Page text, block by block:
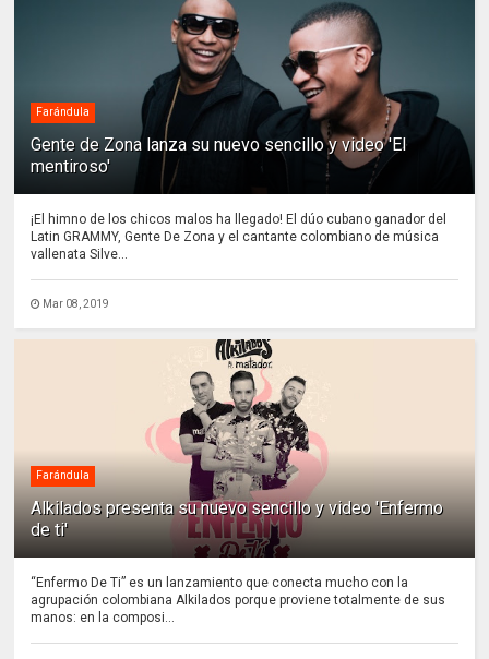
Farándula
Gente de Zona lanza su nuevo sencillo y video 'El
mentiroso'
¡El himno de los chicos malos ha llegado! El dúo cubano ganador del
Latin GRAMMY, Gente De Zona y el cantante colombiano de música
vallenata Silve...
Mar 08, 2019
Farándula
Alkilados presenta su nuevo sencillo y video 'Enfermo
de ti'
“Enfermo De Ti” es un lanzamiento que conecta mucho con la
agrupación colombiana Alkilados porque proviene totalmente de sus
manos: en la composi...